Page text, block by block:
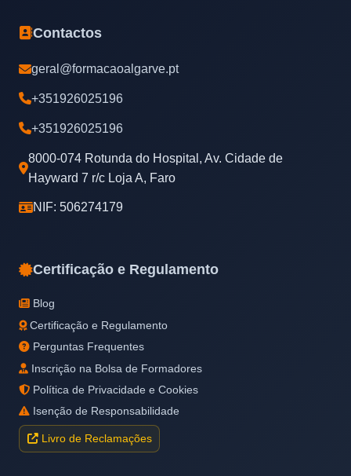
Contactos
geral@formacaoalgarve.pt
+351926025196
+351926025196
8000-074 Rotunda do Hospital, Av. Cidade de
Hayward 7 r/c Loja A, Faro
NIF: 506274179
Certificação e Regulamento
Blog
Certificação e Regulamento
Perguntas Frequentes
Inscrição na Bolsa de Formadores
Política de Privacidade e Cookies
Isenção de Responsabilidade
Livro de Reclamações